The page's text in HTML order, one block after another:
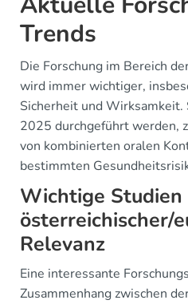
Trends
Die Forschung im Bereich
wird immer wichtiger,
Sicherheit und
2025 durchgeführt werden,
von kombinierten oralen
bestimmten
Wichtige
österreichischer/
Relevanz
Eine interessante
Zusammenhang zwischen